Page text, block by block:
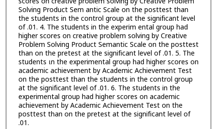
Solving Product Sem antic Scale on the posttest than
the students in the control group at the significant level
of .01. 4. The students in the experim ental group had
higher scores on creative problem solving by Creative
Problem Solving Product Semantic Scale on the posttest
than on the pretest at the significant level of .01. 5. The
students เท the experimental group had higher scores on
academic achievement by Academic Achievement Test
on the posttest than the students in the control group
at the significant level of .01. 6. The students in the
experimental group had higher scores on academic
achievement by Academic Achievement Test on the
posttest than on the pretest at the significant level of
.01.